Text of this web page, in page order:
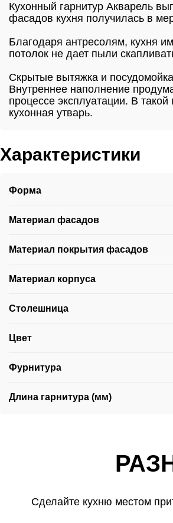
Кухонный гарнитур Акварель
фасадов кухня получилась в
Благодаря антресолям, кухня
потолок не дает пыли
Скрытые вытяжка и
Внутреннее наполнение
процессе эксплуатации. В
кухонная утварь.
Характеристики
Форма
Материал фасадов
Материал покрытия фасадов
Материал корпуса
Столешница
Цвет
Фурнитура
Длина гарнитура (мм)
Сделайте кухню местом